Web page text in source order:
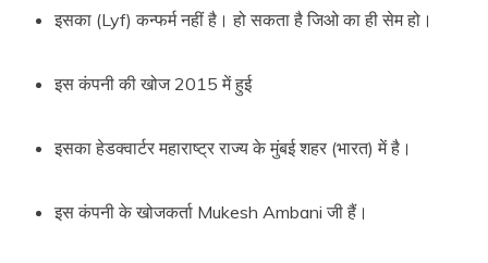
इसका (Lyf) कन्फर्म नहीं है। हो सकता है जिओ का ही सेम हो।
इस कंपनी की खोज 2015 में हुई
इसका हेडक्वार्टर महाराष्ट्र राज्य के मुंबई शहर (भारत) में है।
इस कंपनी के खोजकर्ता Mukesh Ambani जी हैं।